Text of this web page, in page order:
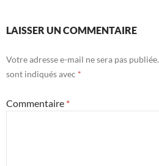
LAISSER UN COMMENTAIRE
Votre adresse e-mail ne sera pas publiée.
sont indiqués avec *
Commentaire *